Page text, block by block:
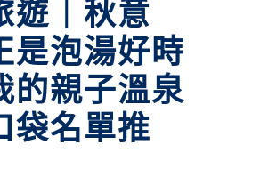
遊｜秋意
是泡湯好時
的親子溫泉
袋名單推